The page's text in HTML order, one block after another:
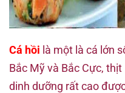
Cá hồi là một là cá lớn
Bắc Mỹ và Bắc Cực,
dinh dưỡng rất cao